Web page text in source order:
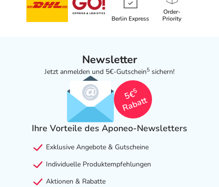
Berlin Express
Order-
Priority
Newsletter
Jetzt anmelden und 5€-Gutschein5 sichern!
5€
5
Rabatt
Ihre Vorteile des Aponeo-Newsletters
Exklusive Angebote & Gutscheine
Individuelle Produktempfehlungen
Aktionen & Rabatte